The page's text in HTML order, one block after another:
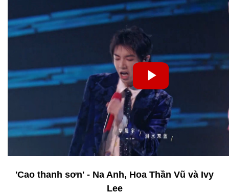
'Cao thanh sơn' - Na Anh, Hoa Thần Vũ và Ivy
Lee